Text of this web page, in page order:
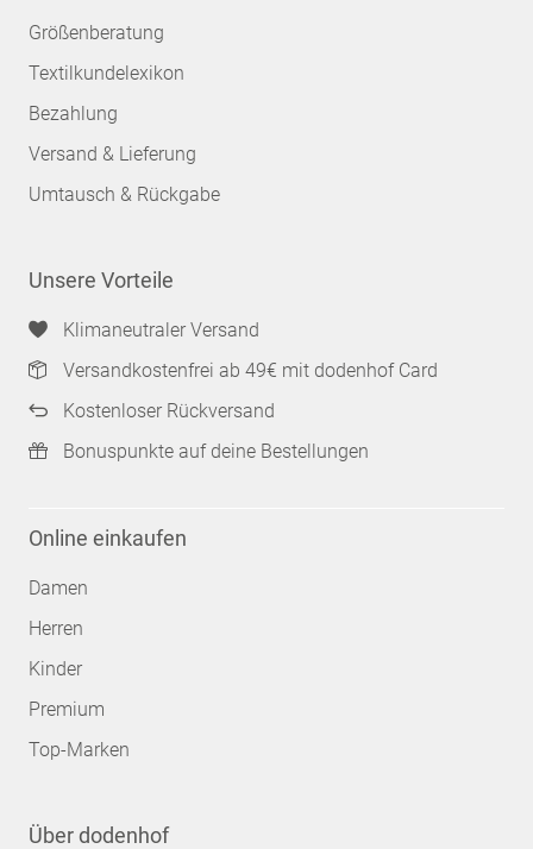
Größenberatung
Textilkundelexikon
Bezahlung
Versand & Lieferung
Umtausch & Rückgabe
Unsere Vorteile
Klimaneutraler Versand
Versandkostenfrei ab 49€ mit dodenhof Card
Kostenloser Rückversand
Bonuspunkte auf deine Bestellungen
Online einkaufen
Damen
Herren
Kinder
Premium
Top-Marken
Über dodenhof